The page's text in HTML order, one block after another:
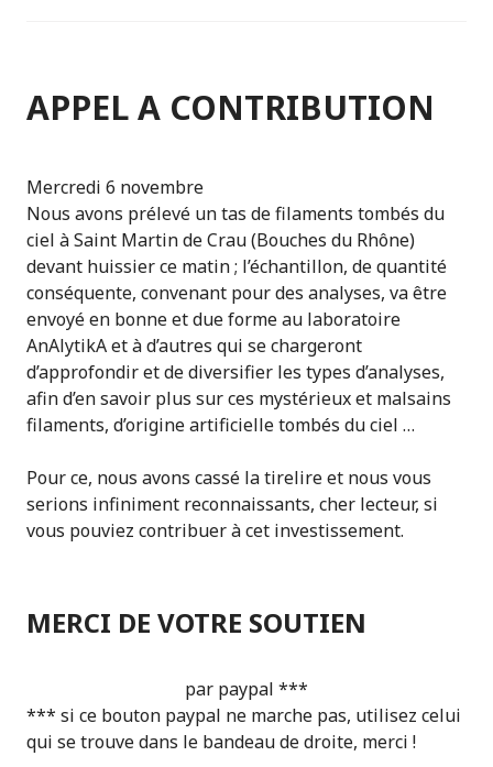
APPEL A CONTRIBUTION
Mercredi 6 novembre
Nous avons prélevé un tas de filaments tombés du
ciel à Saint Martin de Crau (Bouches du Rhône)
devant huissier ce matin ; l’échantillon, de quantité
conséquente, convenant pour des analyses, va être
envoyé en bonne et due forme au laboratoire
AnAlytikA et à d’autres qui se chargeront
d’approfondir et de diversifier les types d’analyses,
afin d’en savoir plus sur ces mystérieux et malsains
filaments, d’origine artificielle tombés du ciel …
Pour ce, nous avons cassé la tirelire et nous vous
serions infiniment reconnaissants, cher lecteur, si
vous pouviez contribuer à cet investissement.
MERCI DE VOTRE SOUTIEN
par paypal ***
*** si ce bouton paypal ne marche pas, utilisez celui
qui se trouve dans le bandeau de droite, merci !